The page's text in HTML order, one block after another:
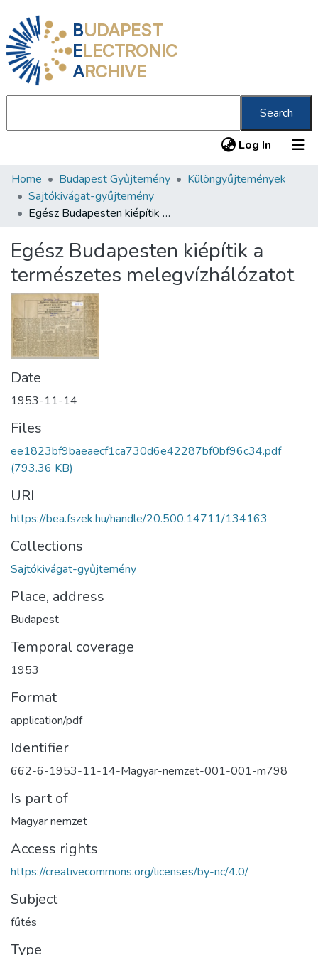
BUDAPEST
ELECTRONIC
ARCHIVE
Search
Log In (current)
Communities & Collections
All of DSpace
About us
Home Budapest Gyűjtemény
Különgyűjtemények
Sajtókivágat-gyűjtemény
Egész Budapesten kiépítik a természetes melegvízhálózatot
Egész Budapesten kiépítik a
természetes melegvízhálózatot
Date
1953-11-14
Files
ee1823bf9baeaecf1ca730d6e42287bf0bf96c34.pdf
(793.36 KB)
URI
https://bea.fszek.hu/handle/20.500.14711/134163
Collections
Sajtókivágat-gyűjtemény
Place, address
Budapest
Temporal coverage
1953
Format
application/pdf
Identifier
662-6-1953-11-14-Magyar-nemzet-001-001-m798
Is part of
Magyar nemzet
Access rights
https://creativecommons.org/licenses/by-nc/4.0/
Subject
fűtés
Type